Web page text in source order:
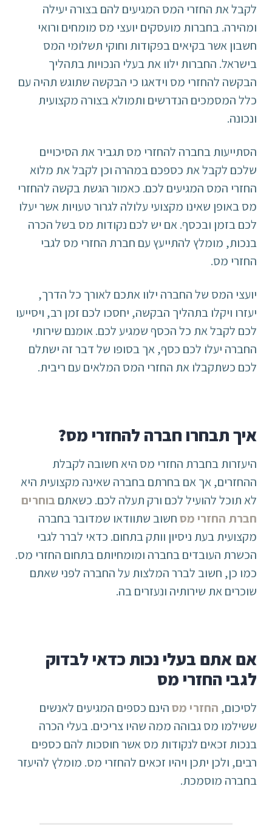
לקבל את החזרי המס המגיעים להם בצורה יעילה
ומהירה. בחברות מועסקים יועצי מס מומחים ורואי
חשבון אשר בקיאים בפקודות וחוקי תשלומי המס
בישראל. החברות ילוו את בעלי הנכויות בתהליך
הבקשה להחזרי מס וידאגו כי הבקשה שתוגש תהיה עם
כלל המסמכים הנדרשים ותמולא בצורה מקצועית
ונכונה.
הסתייעות בחברה להחזרי מס תגביר את הסיכויים
שלכם לקבל את כספכם במהרה וכן לקבל את מלוא
החזרי המס המגיעים לכם. כאמור הגשת בקשה להחזרי
מס באופן שאינו מקצועי עלולה לגרור טעויות אשר יעלו
לכם בזמן ובכסף. אם יש לכם נקודות מס בשל הכרה
בנכות, מומלץ להתייעץ עם חברת החזרי מס לגבי
החזרי מס.
יועצי המס של החברה ילוו אתכם לאורך כל הדרך,
יעזרו ויקלו בתהליך הבקשה, יחסכו לכם זמן רב, ויסייעו
לכם לקבל את כל הכסף שמגיע לכם. אומנם שירותי
החברה יעלו לכם כסף, אך בסופו של דבר זה ישתלם
לכם כשתקבלו את החזרי המס המלאים עם ריבית.
איך תבחרו חברה להחזרי מס?
היעזרות בחברת החזרי מס היא חשובה לקבלת
ההחזרים, אך אם בחרתם בחברה שאינה מקצועית היא
לא תוכל להועיל לכם ורק תעלה לכם. כשאתם בוחרים
חברת החזרי מסחשוב שתוודאו שמדובר בחברה
מקצועית בעת ניסיון וותק בתחום. כדאי לברר לגבי
הכשרת העובדים בחברה ומומחיותם בתחום החזרי מס.
כמו כן, חשוב לברר המלצות על החברה לפני שאתם
שוכרים את שירותיה ונעזרים בה.
אם אתם בעלי נכות כדאי לבדוק
לגבי החזרי מס
לסיכום, החזרי מסהינם כספים המגיעים לאנשים
ששילמו מס גבוהה ממה שהיו צריכים. בעלי הכרה
בנכות זכאים לנקודות מס אשר חוסכות להם כספים
רבים, ולכן יתכן ויהיו זכאים להחזרי מס. מומלץ להיעזר
בחברה מוסמכת.